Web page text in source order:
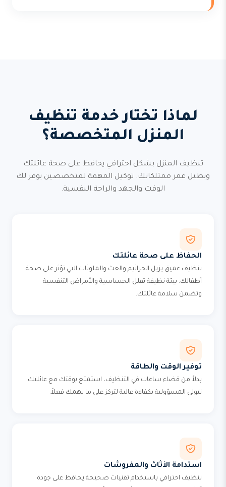
لماذا تختار خدمة تنظيف
المنزل المتخصصة؟
تنظيف المنزل بشكل احترافي يحافظ على صحة عائلتك
ويطيل عمر ممتلكاتك. توكيل المهمة لمتخصصين يوفر لك
الوقت والجهد والراحة النفسية.
الحفاظ على صحة عائلتك
تنظيف عميق يزيل الجراثيم والعث والملوثات التي تؤثر على صحة
أطفالك. بيئة نظيفة تقلل الحساسية والأمراض التنفسية
وتضمن سلامة عائلتك.
توفير الوقت والطاقة
بدلاً من قضاء ساعات في التنظيف، استمتع بوقتك مع عائلتك.
نتولى المسؤولية بكفاءة عالية لتركز على ما يهمك فعلاً.
استدامة الأثاث والمفروشات
تنظيف احترافي باستخدام تقنيات صحيحة يحافظ على جودة